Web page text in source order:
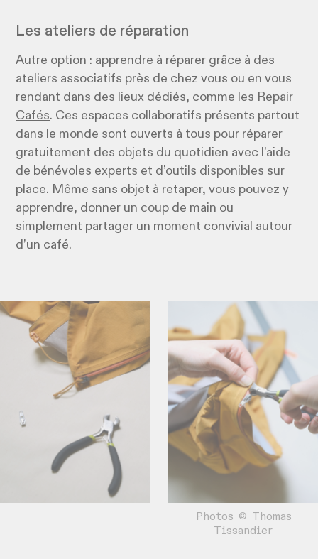
Les ateliers de réparation
Autre option : apprendre à réparer grâce à des
ateliers associatifs près de chez vous ou en vous
rendant dans des lieux dédiés, comme les Repair
Cafés. Ces espaces collaboratifs présents partout
dans le monde sont ouverts à tous pour réparer
gratuitement des objets du quotidien avec l’aide
de bénévoles experts et d’outils disponibles sur
place. Même sans objet à retaper, vous pouvez y
apprendre, donner un coup de main ou
simplement partager un moment convivial autour
d’un café.
Photos © Thomas
Tissandier